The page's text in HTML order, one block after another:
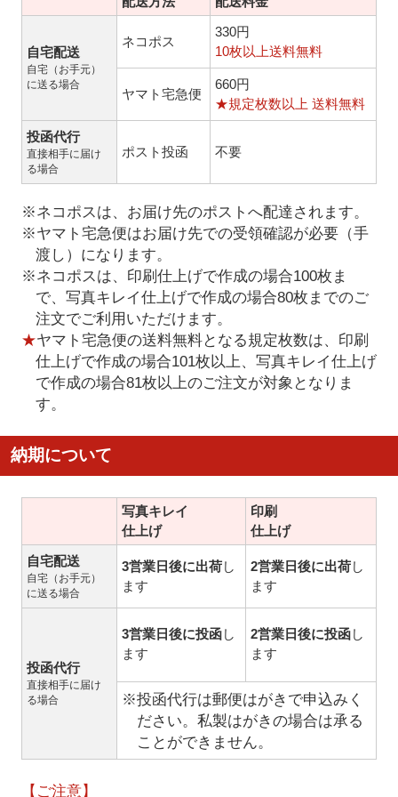
自宅配送
自宅（お手元）
に送る場合
ネコポス
330円
10枚以上送料無料
ヤマト宅急便
660円
★規定枚数以上 送料無料
投函代行
直接相手に届け
る場合
ポスト投函 不要
※ネコポスは、お届け先のポストへ配達されます。
※ヤマト宅急便はお届け先での受領確認が必要（手
渡し）になります。
※ネコポスは、印刷仕上げで作成の場合100枚ま
で、写真キレイ仕上げで作成の場合80枚までのご
注文でご利用いただけます。
★ヤマト宅急便の送料無料となる規定枚数は、印刷
仕上げで作成の場合101枚以上、写真キレイ仕上げ
で作成の場合81枚以上のご注文が対象となりま
す。
納期について
写真キレイ
仕上げ
印刷
仕上げ
自宅配送
自宅（お手元）
に送る場合
3営業日後に出荷し
ます
2営業日後に出荷し
ます
投函代行
直接相手に届け
る場合
3営業日後に投函し
ます
2営業日後に投函し
ます
※投函代行は郵便はがきで申込みく
ださい。私製はがきの場合は承る
ことができません。
【ご注意】